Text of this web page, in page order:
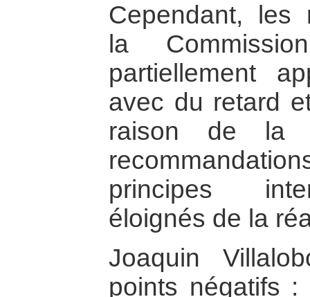
Cependant, les
la
partiellement
avec du retard
raison de la
principes
éloignés de la
Joaquin
points négatifs :